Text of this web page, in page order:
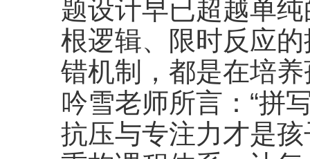
题设计早已超越单
根逻辑、限时反应
错机制，都是在培
吟雪老师所言：“拼
抗压与专注力才是